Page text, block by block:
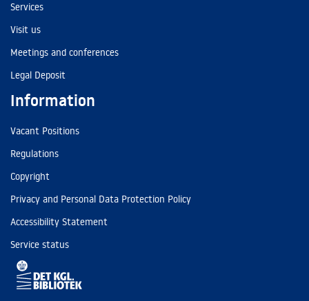
Services
Visit us
Meetings and conferences
Legal Deposit
Information
Vacant Positions
Regulations
Copyright
Privacy and Personal Data Protection Policy
Accessibility Statement
Service status